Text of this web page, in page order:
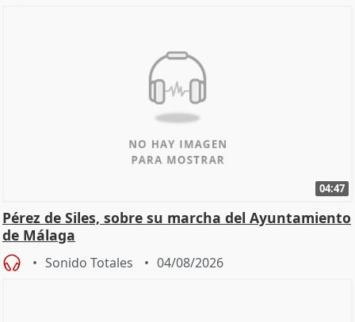
04:47
Pérez de Siles, sobre su marcha del Ayuntamiento
de Málaga
Sonido Totales 04/08/2026